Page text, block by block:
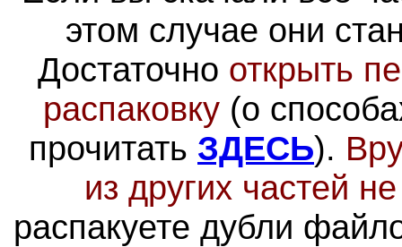
этом случае они
Достаточно открыть
распаковку (о
прочитать ЗДЕСЬ).
из других частей
распакуете дубли